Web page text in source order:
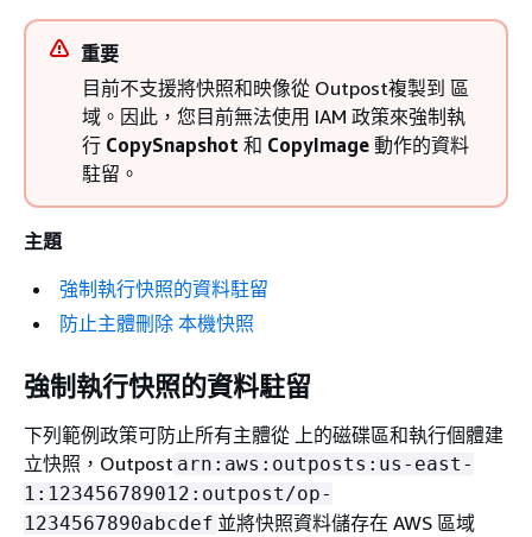
重要
目前不支援將快照和映像從 Outpost複製到 區
域。因此，您目前無法使用 IAM 政策來強制執
行 CopySnapshot 和 CopyImage 動作的資料
駐留。
主題
強制執行快照的資料駐留
防止主體刪除 本機快照
強制執行快照的資料駐留
下列範例政策可防止所有主體從 上的磁碟區和執行個體建
立快照，Outpost arn:aws:outposts:us-east-
1:123456789012:outpost/op-
1234567890abcdef 並將快照資料儲存在 AWS 區域